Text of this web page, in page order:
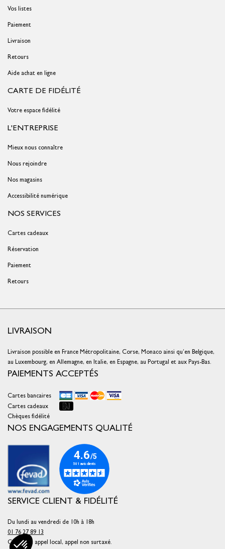
Vos listes
Paiement
Livraison
Retours
Aide achat en ligne
CARTE DE FIDÉLITÉ
Votre espace fidélité
L'ENTREPRISE
Mieux nous connaître
Nous rejoindre
Nos magasins
Accessibilité numérique
NOS SERVICES
Cartes cadeaux
Réservation
Paiement
Retours
LIVRAISON
Livraison possible en France Métropolitaine, Corse, Monaco ainsi qu’en Belgique,
au Luxembourg, en Allemagne, en Italie, en Espagne, au Portugal et aux Pays-Bas.
PAIEMENTS ACCEPTÉS
Cartes bancaires
Cartes cadeaux
Chèques fidélité
NOS ENGAGEMENTS QUALITÉ
SERVICE CLIENT & FIDÉLITÉ
Du lundi au vendredi de 10h à 18h
01 76 27 89 13
Coût d'un appel local, appel non surtaxé.